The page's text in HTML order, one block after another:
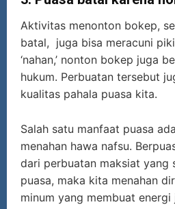
Aktivitas menonton bokep,
batal, juga bisa meracuni
‘nahan,’ nonton bokep juga
hukum. Perbuatan tersebut
kualitas pahala puasa kita.
Salah satu manfaat puasa
menahan hawa nafsu.
dari perbuatan maksiat yang
puasa, maka kita menahan
minum yang membuat